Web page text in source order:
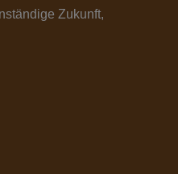
Zukunft,